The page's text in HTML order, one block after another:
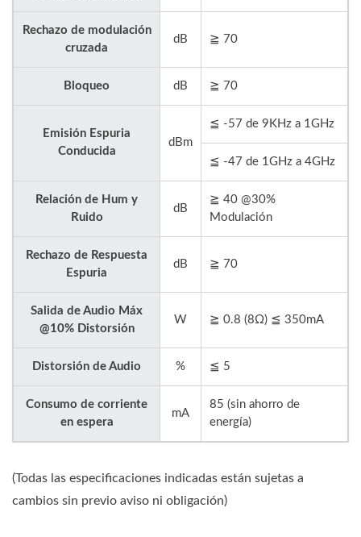
Rechazo de modulación
cruzada
dB ≧ 70
Bloqueo dB ≧ 70
Emisión Espuria
Conducida
dBm
≦ -57 de 9KHz a 1GHz
≦ -47 de 1GHz a 4GHz
Relación de Hum y
Ruido
dB
≧ 40 @30%
Modulación
Rechazo de Respuesta
Espuria
dB ≧ 70
Salida de Audio Máx
@10% Distorsión
W ≧ 0.8 (8Ω) ≦ 350mA
Distorsión de Audio % ≦ 5
Consumo de corriente
en espera
mA
85 (sin ahorro de
energía)
(Todas las especificaciones indicadas están sujetas a
cambios sin previo aviso ni obligación)